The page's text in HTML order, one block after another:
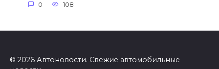
0 108
© 2026 Автоновости. Свежие автомобильные